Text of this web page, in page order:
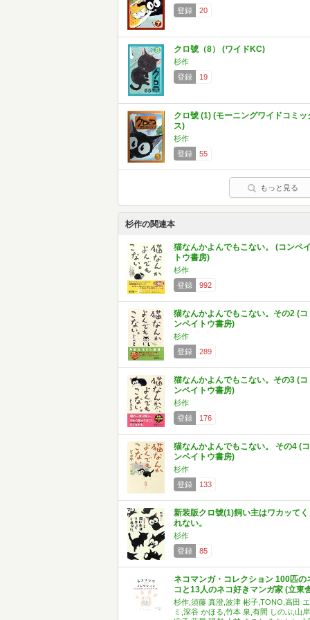
登録 20
クロ號（8） (ワイドKC)
杉作
登録
19
クロ號 (1) (モーニングワイドコミッ
ス)
杉作
登録
55
もっと見る
杉作の関連本
猫なんかよんでもこない。 (コンペ
トウ書房)
杉作
登録
992
猫なんかよんでもこない。その2 (コ
ンペイトウ書房)
杉作
登録
289
猫なんかよんでもこない。その3 (コ
ンペイトウ書房)
杉作
登録
176
猫なんかよんでもこない。 その4 (コ
ンペイトウ書房)
杉作
登録
133
新装版クロ號(1)飼い主はワカッてく
れない。
杉作
登録
85
ネコマンガ・コレクション 100匹の
コと13人のネコ好きマンガ家 (立東
杉作,須藤 真澄,波津 彬子,TONO,高田 エ
ミ,深谷 かほる,竹本 泉,有間 しのぶ,山岸